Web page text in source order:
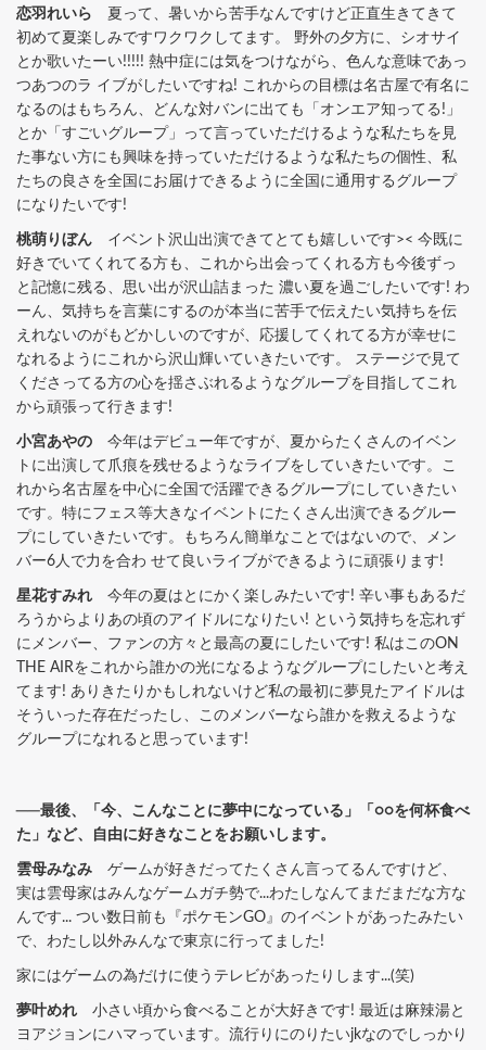
恋羽れいら 夏って、暑いから苦手なんですけど正直生きてきて
初めて夏楽しみですワクワクしてます。 野外の夕方に、シオサイ
とか歌いたーい!!!!! 熱中症には気をつけながら、色んな意味であっ
つあつのラ イブがしたいですね! これからの目標は名古屋で有名に
なるのはもちろん、どんな対バンに出ても「オンエア知ってる!」
とか「すごいグループ」って言っていただけるような私たちを見
た事ない方にも興味を持っていただけるような私たちの個性、私
たちの良さを全国にお届けできるように全国に通用するグループ
になりたいです!
桃萌りぼん イベント沢山出演できてとても嬉しいです>< 今既に
好きでいてくれてる方も、これから出会ってくれる方も今後ずっ
と記憶に残る、思い出が沢山詰まった 濃い夏を過ごしたいです! わ
ーん、気持ちを言葉にするのが本当に苦手で伝えたい気持ちを伝
えれないのがもどかしいのですが、応援してくれてる方が幸せに
なれるようにこれから沢山輝いていきたいです。 ステージで見て
くださってる方の心を揺さぶれるようなグループを目指してこれ
から頑張って行きます!
小宮あやの 今年はデビュー年ですが、夏からたくさんのイベン
トに出演して爪痕を残せるようなライブをしていきたいです。こ
れから名古屋を中心に全国で活躍できるグループにしていきたい
です。特にフェス等大きなイベントにたくさん出演できるグルー
プにしていきたいです。もちろん簡単なことではないので、メン
バー6人で力を合わ せて良いライブができるように頑張ります!
星花すみれ 今年の夏はとにかく楽しみたいです! 辛い事もあるだ
ろうからよりあの頃のアイドルになりたい! という気持ちを忘れず
にメンバー、ファンの方々と最高の夏にしたいです! 私はこのON
THE AIRをこれから誰かの光になるようなグループにしたいと考え
てます! ありきたりかもしれないけど私の最初に夢見たアイドルは
そういった存在だったし、このメンバーなら誰かを救えるような
グループになれると思っています!
──最後、「今、こんなことに夢中になっている」「○○を何杯食べ
た」など、自由に好きなことをお願いします。
雲母みなみ ゲームが好きだってたくさん言ってるんですけど、
実は雲母家はみんなゲームガチ勢で...わたしなんてまだまだな方な
んです... つい数日前も『ポケモンGO』のイベントがあったみたい
で、わたし以外みんなで東京に行ってました!
家にはゲームの為だけに使うテレビがあったりします...(笑)
夢叶めれ 小さい頃から食べることが大好きです! 最近は麻辣湯と
ヨアジョンにハマっています。流行りにのりたいjkなのでしっかり